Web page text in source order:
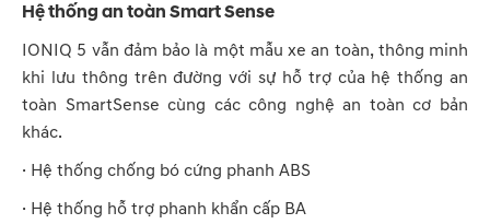
Hệ thống an toàn Smart Sense
IONIQ 5 vẫn đảm bảo là một mẫu xe an toàn, thông minh
khi lưu thông trên đường với sự hỗ trợ của hệ thống an
toàn SmartSense cùng các công nghệ an toàn cơ bản
khác.
· Hệ thống chống bó cứng phanh ABS
· Hệ thống hỗ trợ phanh khẩn cấp BA